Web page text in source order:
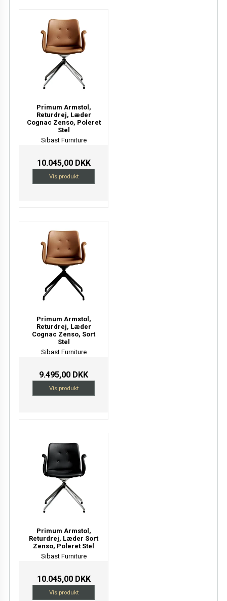
Primum Armstol,
Returdrej, Læder
Cognac Zenso, Poleret
Stel
Sibast Furniture
10.045,00 DKK
Vis produkt
Primum Armstol,
Returdrej, Læder
Cognac Zenso, Sort
Stel
Sibast Furniture
9.495,00 DKK
Vis produkt
Primum Armstol,
Returdrej, Læder Sort
Zenso, Poleret Stel
Sibast Furniture
10.045,00 DKK
Vis produkt